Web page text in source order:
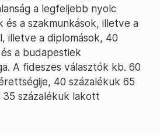
a legfeljebb nyolc
a szakmunkások, illetve a
illetve a diplomások, 40
a budapestiek
A fideszes választók kb. 60
40 százalékuk 65
százalékuk lakott